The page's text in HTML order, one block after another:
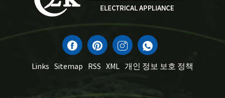
Links Sitemap RSS XML 개인 정보 보호 정책